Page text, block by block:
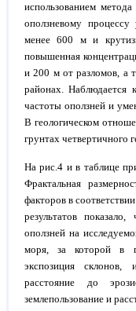
использованием
оползневому
менее 600 м и
повышенная
и 200 м от разломов, а
районах. Наблюдается
частоты оползней и
В геологическом
грунтах четвертичного
На рис.4 и в таблице
Фрактальная
факторов в
результатов
оползней на
моря, за которой в
экспозиция склонов,
расстояние до
землепользование и